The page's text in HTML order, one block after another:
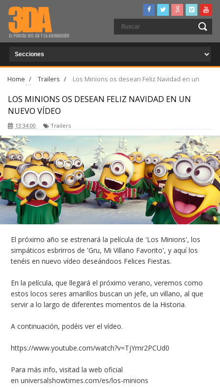
Home / Trailers /
Los Minions os desean Feliz Navidad en un
nuevo vídeo
LOS MINIONS OS DESEAN FELIZ NAVIDAD EN UN
NUEVO VÍDEO
13:34:00 Trailers
El próximo año se estrenará la película de 'Los Minions', los
simpáticos esbrirros de 'Gru, Mi Villano Favorito', y aquí los
tenéis en nuevo vídeo deseándoos Felices Fiestas.
En la película, que llegará el próximo verano, veremos como
estos locos seres amarillos buscan un jefe, un villano, al que
servir a lo largo de diferentes momentos de la Historia.
A continuación, podéis ver el vídeo.
https://www.youtube.com/watch?v=TjYmr2PCUd0
Para más info, visitad la web oficial
enuniversalshowtimes.com/es/los-minions